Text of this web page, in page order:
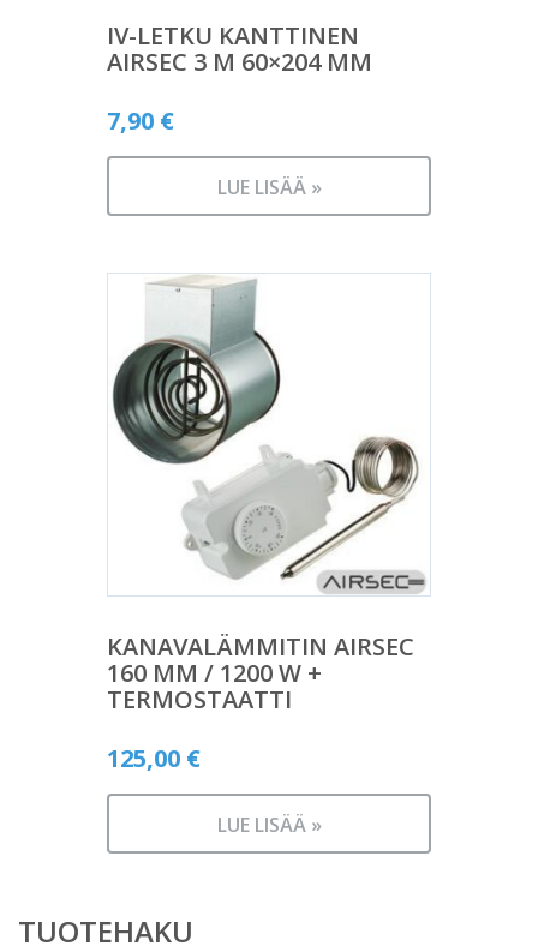
IV-LETKU KANTTINEN
AIRSEC 3 M 60×204 MM
7,90 €
LUE LISÄÄ »
KANAVALÄMMITIN AIRSEC
160 MM / 1200 W +
TERMOSTAATTI
125,00 €
LUE LISÄÄ »
TUOTEHAKU